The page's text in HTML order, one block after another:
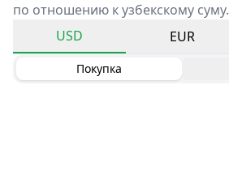
по отношению к узбекскому суму.
USD
EUR
Покупка